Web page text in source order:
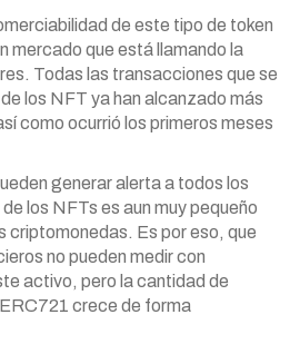
de este tipo de token
mercado que está llamando la
Todas las transacciones que se
los NFT ya han alcanzado más
como ocurrió los primeros meses
generar alerta a todos los
los NFTs es aun muy pequeño
criptomonedas. Es por eso, que
no pueden medir con
activo, pero la cantidad de
crece de forma